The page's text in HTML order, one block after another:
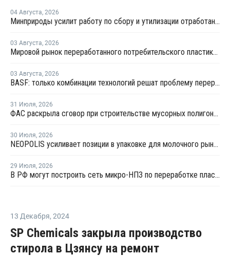
04 Августа, 2026
Минприроды усилит работу по сбору и утилизации отработанных шин
03 Августа, 2026
Мировой рынок переработанного потребительского пластика к 2033 году вырастет в два раза
03 Августа, 2026
BASF: только комбинации технологий решат проблему переработки инженерных пластиков
31 Июля, 2026
ФАС раскрыла сговор при строительстве мусорных полигонов на 14,9 млрд рублей
30 Июля, 2026
NEOPOLIS усиливает позиции в упаковке для молочного рынка
29 Июля, 2026
В РФ могут построить сеть микро-НПЗ по переработке пластика в бензин
13 Декабря, 2024
SP Chemicals закрыла производство
стирола в Цзянсу на ремонт